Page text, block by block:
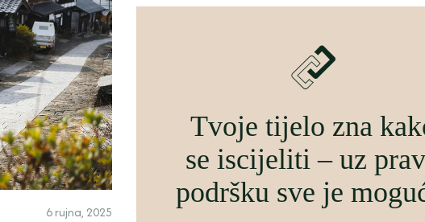
6 rujna, 2025
Tvoje tijelo zna
se iscijeliti – uz
podršku sve je